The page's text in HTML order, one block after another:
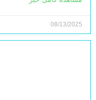
08/13/2025